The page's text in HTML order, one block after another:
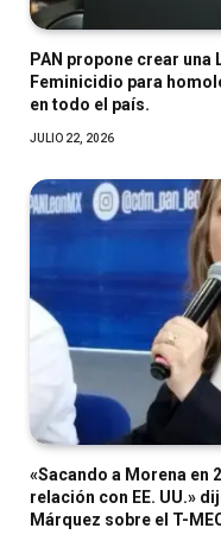
PAN propone crear una
Feminicidio para
en todo el país.
JULIO 22, 2026
«Sacando a Morena en
relación con EE. UU.»
Márquez sobre el T-